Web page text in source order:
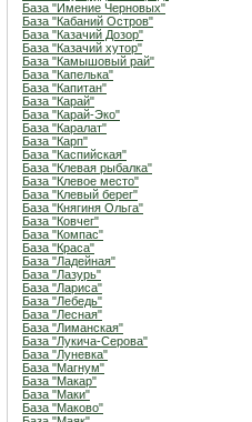
База "Имение Черновых"
База "Кабаний Остров"
База "Казачий Дозор"
База "Казачий хутор"
База "Камышовый рай"
База "Капелька"
База "Капитан"
База "Карай"
База "Карай-Эко"
База "Каралат"
База "Карп"
База "Каспийская"
База "Клевая рыбалка"
База "Клевое место"
База "Клевый берег"
База "Княгиня Ольга"
База "Ковчег"
База "Компас"
База "Краса"
База "Ладейная"
База "Лазурь"
База "Лариса"
База "Лебедь"
База "Лесная"
База "Лиманская"
База "Лукича-Серова"
База "Луневка"
База "Магнум"
База "Макар"
База "Маки"
База "Маково"